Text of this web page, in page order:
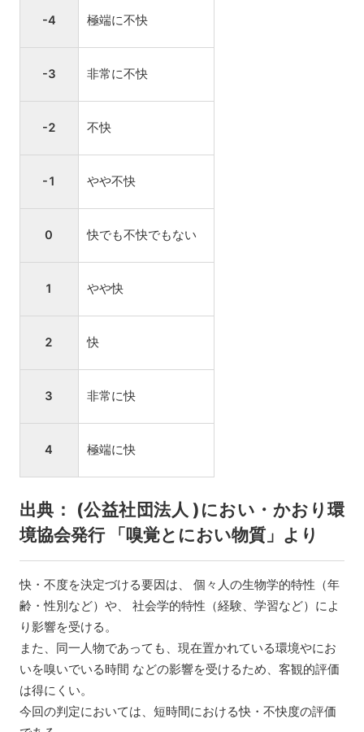
-4 極端に不快
-3 非常に不快
-2 不快
-1 やや不快
0 快でも不快でもない
1 やや快
2 快
3 非常に快
4 極端に快
出典： (公益社団法人 )におい・かおり環
境協会発行 「嗅覚とにおい物質」より
快・不度を決定づける要因は、 個々人の生物学的特性（年
齢・性別など）や、 社会学的特性（経験、学習など）によ
り影響を受ける。
また、同一人物であっても、現在置かれている環境やにお
いを嗅いでいる時間 などの影響を受けるため、客観的評価
は得にくい。
今回の判定においては、短時間における快・不快度の評価